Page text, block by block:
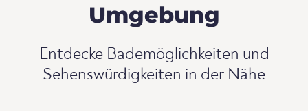
Umgebung
Entdecke Bademöglichkeiten und
Sehenswürdigkeiten in der Nähe